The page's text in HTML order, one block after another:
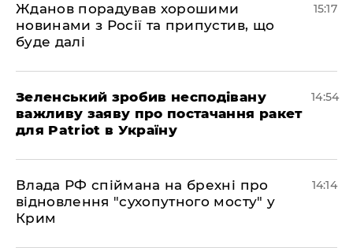
Жданов порадував хорошими
новинами з Росії та припустив, що
буде далі
15:17
Зеленський зробив несподівану
важливу заяву про постачання ракет
для Patriot в Україну
14:54
Влада РФ спіймана на брехні про
відновлення "сухопутного мосту" у
Крим
14:14